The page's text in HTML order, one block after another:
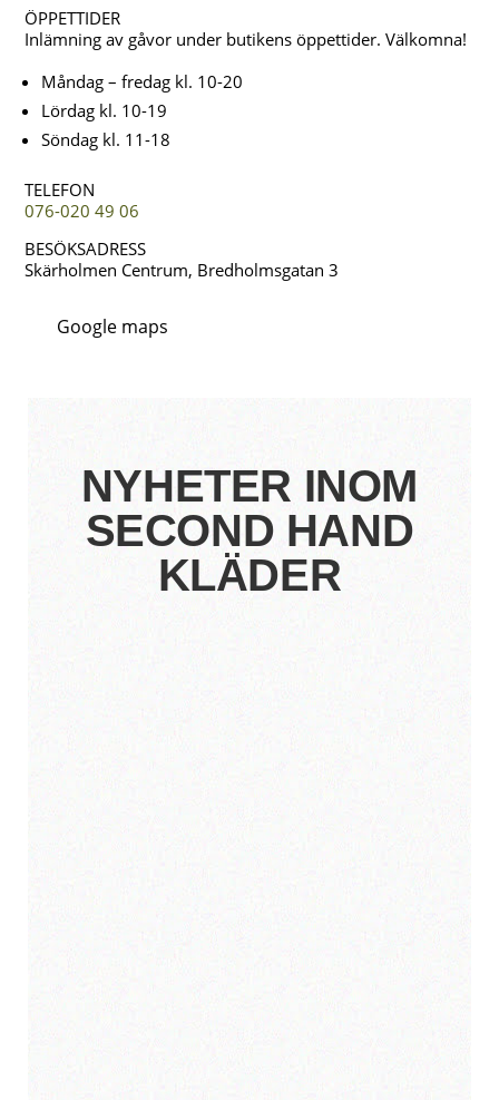
ÖPPETTIDER
Inlämning av gåvor under butikens öppettider. Välkomna!
Måndag – fredag kl. 10-20
Lördag kl. 10-19
Söndag kl. 11-18
TELEFON
076-020 49 06
BESÖKSADRESS
Skärholmen Centrum, Bredholmsgatan 3
Google maps
NYHETER INOM
SECOND HAND
KLÄDER